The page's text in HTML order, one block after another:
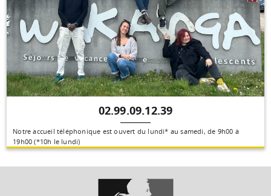
02.99.09.12.39
Notre accueil téléphonique est ouvert du lundi* au samedi, de 9h00 à
19h00 (*10h le lundi)